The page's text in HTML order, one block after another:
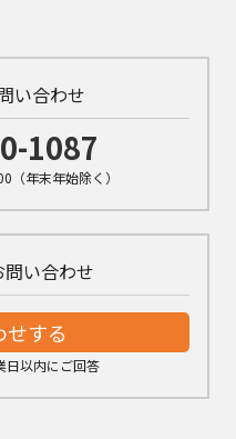
い合わせ
1087
（年末年始除く）
い合わせ
せする
日以内にご回答